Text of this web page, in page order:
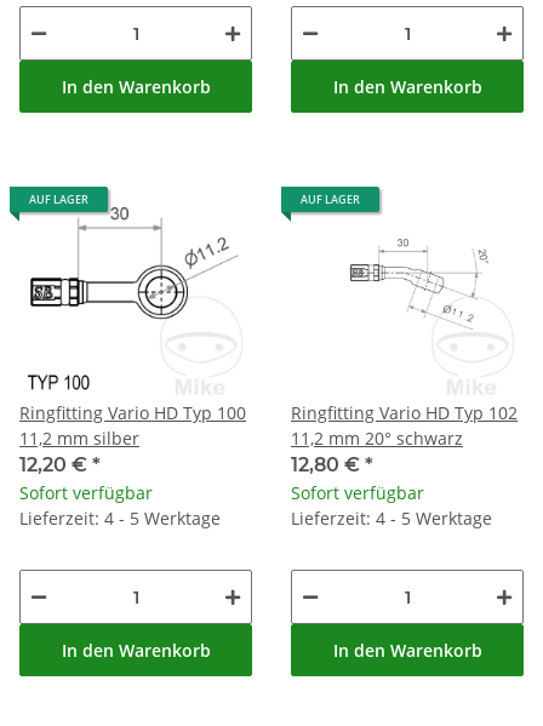
In den Warenkorb In den Warenkorb
AUF LAGER
Ringfitting Vario HD Typ 100
11,2 mm silber
12,20 € *
Sofort verfügbar
Lieferzeit: 4 - 5 Werktage
In den Warenkorb
AUF LAGER
Ringfitting Vario HD Typ 102
11,2 mm 20° schwarz
12,80 € *
Sofort verfügbar
Lieferzeit: 4 - 5 Werktage
In den Warenkorb